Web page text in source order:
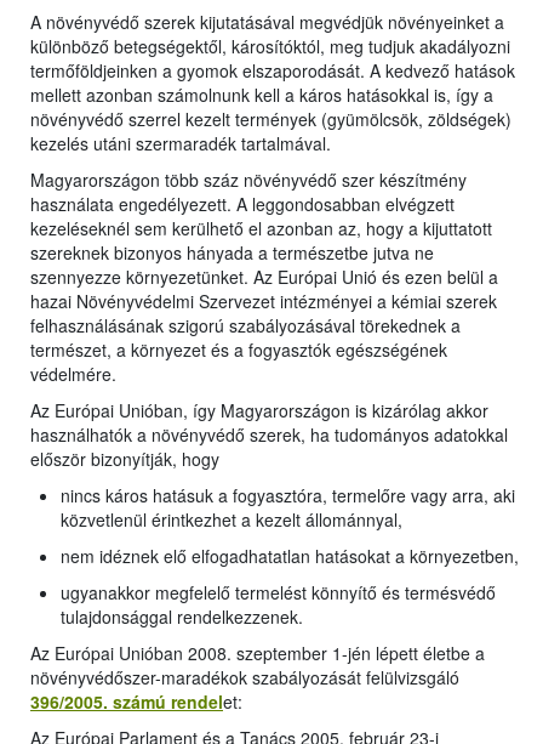
A növényvédő szerek kijutatásával megvédjük növényeinket a
különböző betegségektől, károsítóktól, meg tudjuk akadályozni
termőföldjeinken a gyomok elszaporodását. A kedvező hatások
mellett azonban számolnunk kell a káros hatásokkal is, így a
növényvédő szerrel kezelt termények (gyümölcsök, zöldségek)
kezelés utáni szermaradék tartalmával.
Magyarországon több száz növényvédő szer készítmény
használata engedélyezett. A leggondosabban elvégzett
kezeléseknél sem kerülhető el azonban az, hogy a kijuttatott
szereknek bizonyos hányada a természetbe jutva ne
szennyezze környezetünket. Az Európai Unió és ezen belül a
hazai Növényvédelmi Szervezet intézményei a kémiai szerek
felhasználásának szigorú szabályozásával törekednek a
természet, a környezet és a fogyasztók egészségének
védelmére.
Az Európai Unióban, így Magyarországon is kizárólag akkor
használhatók a növényvédő szerek, ha tudományos adatokkal
először bizonyítják, hogy
nincs káros hatásuk a fogyasztóra, termelőre vagy arra, aki
közvetlenül érintkezhet a kezelt állománnyal,
nem idéznek elő elfogadhatatlan hatásokat a környezetben,
ugyanakkor megfelelő termelést könnyítő és termésvédő
tulajdonsággal rendelkezzenek.
Az Európai Unióban 2008. szeptember 1-jén lépett életbe a
növényvédőszer-maradékok szabályozását felülvizsgáló
396/2005. számú rendelet:
Az Európai Parlament és a Tanács 2005. február 23-i